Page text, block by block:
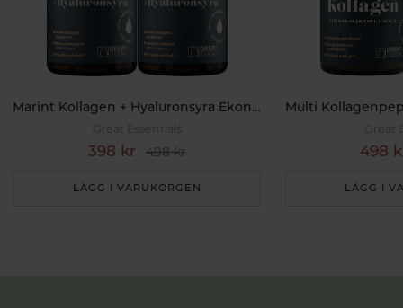
Marint Kollagen + Hyaluronsyra Ekonomipack 2x120k
Great Essentials
398 kr 498 kr
LÄGG I VARUKORGEN
Great
498
LÄGG I